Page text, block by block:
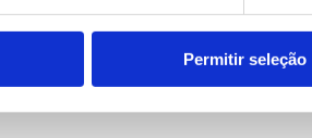
Permitir seleção